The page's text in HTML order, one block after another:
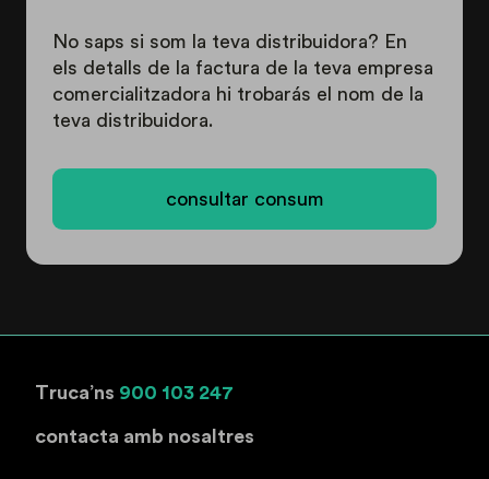
No saps si som la teva distribuidora? En
els detalls de la factura de la teva empresa
comercialitzadora hi trobarás el nom de la
teva distribuidora.
consultar consum
Truca’ns 900 103 247
contacta amb nosaltres